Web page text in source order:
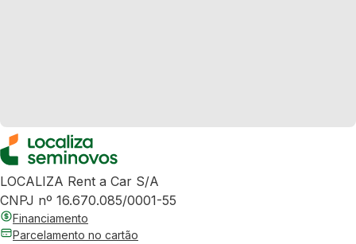
LOCALIZA Rent a Car S/A
CNPJ nº 16.670.085/0001-55
Financiamento
Parcelamento no cartão